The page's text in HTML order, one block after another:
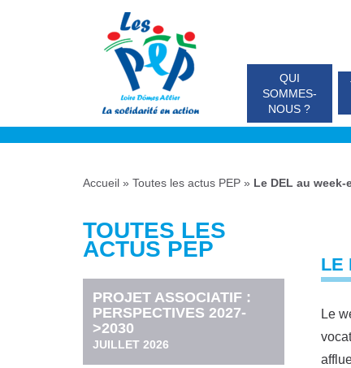
QUI
SOMMES-
NOUS ?
Accueil » Toutes les actus PEP » Le DEL au
TOUTES LES
ACTUS PEP
PROJET ASSOCIATIF :
PERSPECTIVES 2027-
>2030
JUILLET 2026
LE
Le